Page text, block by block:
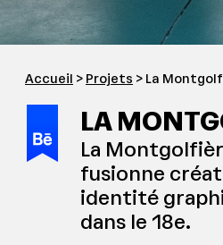
Accueil > Projets > La
LA
La
fusionne
identité
dans le 18e.